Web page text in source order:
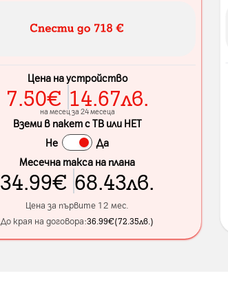
Цена на устройство
7.50€ 14.67лв.
на месец за 24 месеца
Вземи в пакет с ТВ или НЕТ
Не
Да
Месечна такса на плана
34.99€ 68.43лв.
Цена за първите 12 мес.
До края на договора:36.99€(72.35лв.)